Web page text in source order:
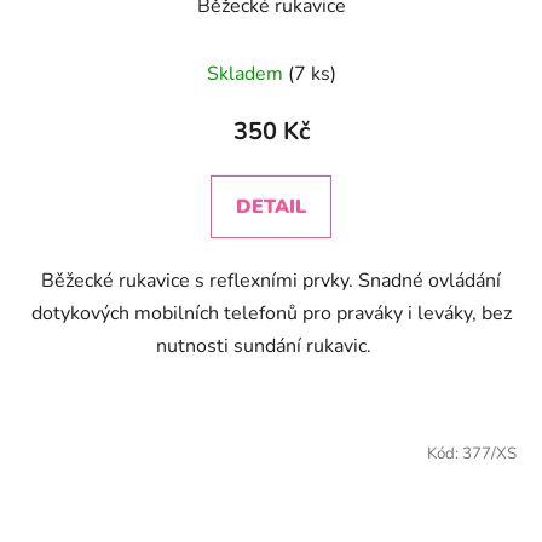
Běžecké rukavice
hodnocení
produktu
3,9
z
hvězdiček.
Skladem (7 ks)
350 Kč
DETAIL
Běžecké rukavice s reflexními prvky. Snadné ovládání
dotykových mobilních telefonů pro praváky i leváky, bez
nutnosti sundání rukavic.
Kód: 377/XS